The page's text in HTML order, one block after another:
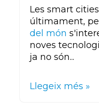
Les smart
últimament,
del món
noves
ja no són...
Llegeix més »